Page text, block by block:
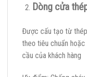
Dòng cửa
Được cấu tạo từ
theo tiêu chuẩn
cầu của khách hàng